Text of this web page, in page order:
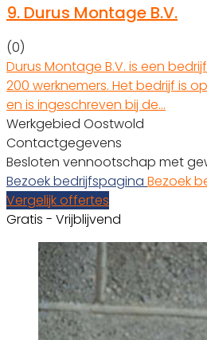
9. Durus Montage B.V.
(0)
Durus Montage B.V. is een
200 werknemers. Het bedrijf is
en is ingeschreven bij de…
Werkgebied Oostwold
Contactgegevens
Besloten vennootschap met
Bezoek bedrijfspagina Bezoek
Vergelijk offertes
Gratis - Vrijblijvend